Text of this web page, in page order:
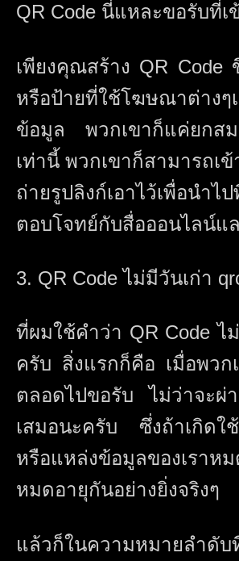
QR Code นี่แหละขอรับที่
เพียงคุณสร้าง QR
หรือป้ายที่ใช้โฆษณาต่างๆ
ข้อมูล พวกเขาก็แค่ยกส
เท่านี้ พวกเขาก็สามารถเ
ถ่ายรูปลิงก์เอาไว้เพื่อนำ
ตอบโจทย์กับสื่อออนไลน์แ
3. QR Code ไม่มีวันเก่า
ที่ผมใช้คำว่า QR Code
ครับ สิ่งแรกก็คือ เมื่อพว
ตลอดไปขอรับ ไม่ว่าจะผ่
เสมอนะครับ ซึ่งถ้าเกิดใ
หรือแหล่งข้อมูลของเราห
หมดอายุกันอย่างยิ่งจริงๆ
แล้วก็ในความหมายลำดับ